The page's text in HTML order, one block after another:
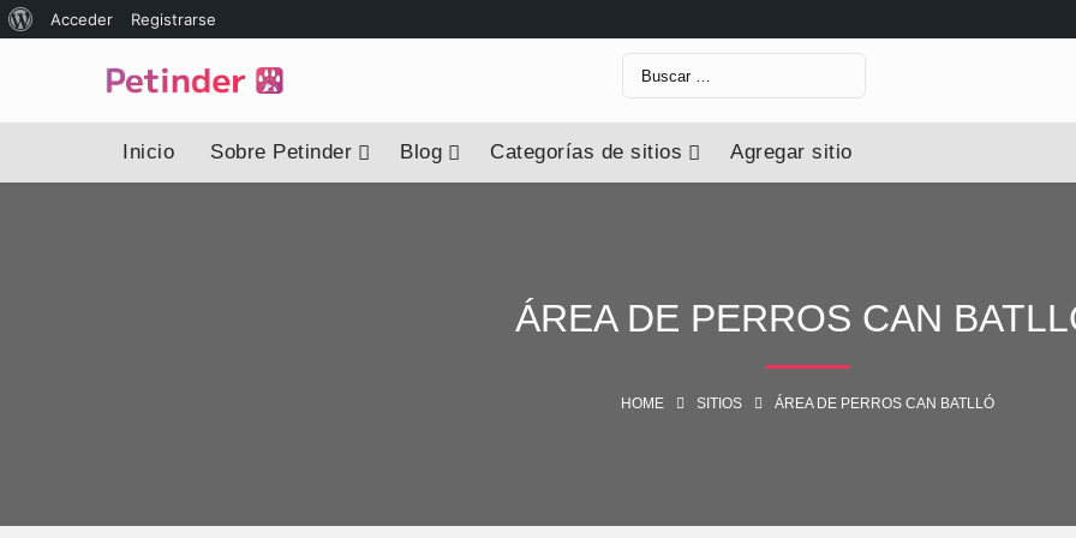
Acceder Registrarse
Inicio Sobre Petinder Blog Categorías de sitios Agregar sitio
ÁREA DE PERROS CAN
HOME SITIOS ÁREA DE PERROS CAN BATLLÓ